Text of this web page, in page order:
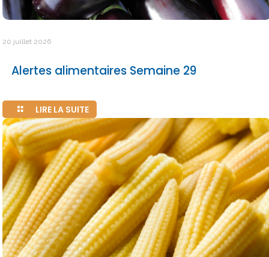
20 juillet 2026
Alertes alimentaires Semaine 29
LIRE LA SUITE